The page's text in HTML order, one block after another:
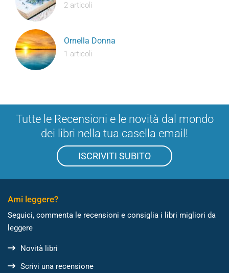
2 articoli
Ornella Donna
1 articoli
Tutte le Recensioni e le novità dal mondo
dei libri nella tua casella email!
ISCRIVITI SUBITO
Ami leggere?
Seguici, commenta le recensioni e consiglia i libri migliori da
leggere
Novità libri
Scrivi una recensione